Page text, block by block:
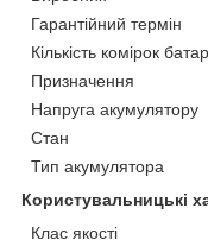
Гарантійний термін
Кількість комірок
Призначення
Напруга акумулятору
Стан
Тип акумулятора
Користувальницькі
Клас якості